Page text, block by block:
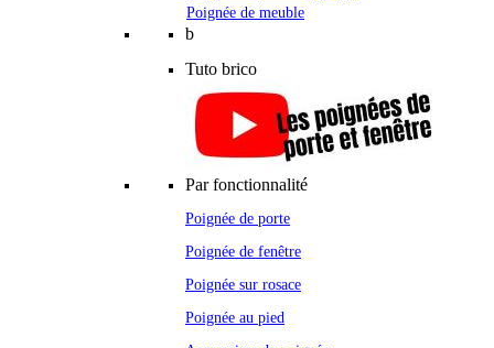
Poignée de meuble
b
Tuto brico
Par fonctionnalité
Poignée de porte
Poignée de fenêtre
Poignée sur rosace
Poignée au pied